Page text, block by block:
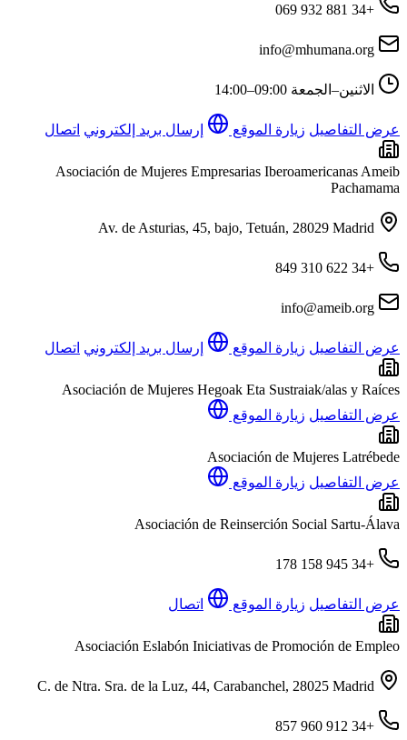
+34 881 932 069
info@mhumana.org
الاثنين–الجمعة 09:00–14:00
عرض التفاصيل زيارة الموقع إرسال بريد إلكتروني اتصال
Asociación de Mujeres Empresarias Iberoamericanas Ameib
Pachamama
Av. de Asturias, 45, bajo, Tetuán, 28029 Madrid
+34 622 310 849
info@ameib.org
عرض التفاصيل زيارة الموقع إرسال بريد إلكتروني اتصال
Asociación de Mujeres Hegoak Eta Sustraiak/alas y Raíces
عرض التفاصيل زيارة الموقع
Asociación de Mujeres Latrébede
عرض التفاصيل زيارة الموقع
Asociación de Reinserción Social Sartu-Álava
+34 945 158 178
عرض التفاصيل زيارة الموقع اتصال
Asociación Eslabón Iniciativas de Promoción de Empleo
C. de Ntra. Sra. de la Luz, 44, Carabanchel, 28025 Madrid
+34 912 960 857